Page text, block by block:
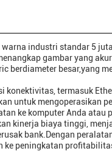
warna industri standar 5
gambar yang
berdiameter besar,yang
konektivitas, termasuk
untuk mengoperasikan
ke komputer Anda
kinerja biaya tinggi,
bank.Dengan
ke peningkatan